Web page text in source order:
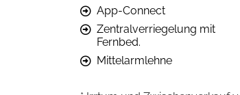
App-Connect
Zentralverriegelung mit
Fernbed.
Mittelarmlehne